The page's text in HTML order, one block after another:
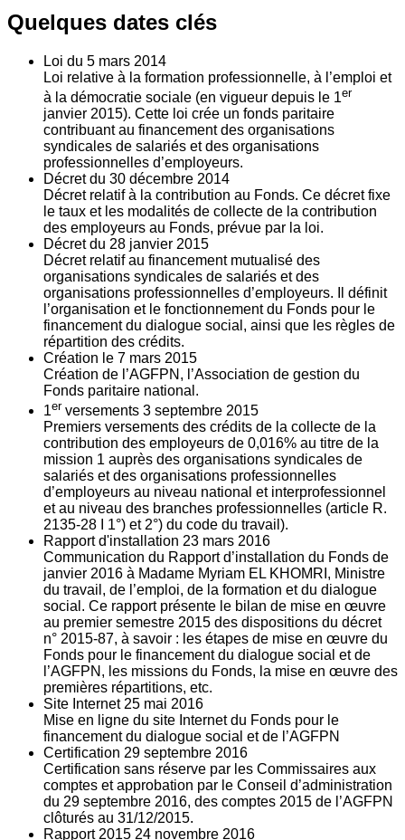
Quelques dates clés
Loi du 5 mars 2014
Loi relative à la formation professionnelle, à l’emploi et
à la démocratie sociale (en vigueur depuis le 1er
janvier 2015). Cette loi crée un fonds paritaire
contribuant au financement des organisations
syndicales de salariés et des organisations
professionnelles d’employeurs.
Décret du 30 décembre 2014
Décret relatif à la contribution au Fonds. Ce décret fixe
le taux et les modalités de collecte de la contribution
des employeurs au Fonds, prévue par la loi.
Décret du 28 janvier 2015
Décret relatif au financement mutualisé des
organisations syndicales de salariés et des
organisations professionnelles d’employeurs. Il définit
l’organisation et le fonctionnement du Fonds pour le
financement du dialogue social, ainsi que les règles de
répartition des crédits.
Création le 7 mars 2015
Création de l’AGFPN, l’Association de gestion du
Fonds paritaire national.
1er versements 3 septembre 2015
Premiers versements des crédits de la collecte de la
contribution des employeurs de 0,016% au titre de la
mission 1 auprès des organisations syndicales de
salariés et des organisations professionnelles
d’employeurs au niveau national et interprofessionnel
et au niveau des branches professionnelles (article R.
2135‐28 I 1°) et 2°) du code du travail).
Rapport d'installation 23 mars 2016
Communication du Rapport d’installation du Fonds de
janvier 2016 à Madame Myriam EL KHOMRI, Ministre
du travail, de l’emploi, de la formation et du dialogue
social. Ce rapport présente le bilan de mise en œuvre
au premier semestre 2015 des dispositions du décret
n° 2015-87, à savoir : les étapes de mise en œuvre du
Fonds pour le financement du dialogue social et de
l’AGFPN, les missions du Fonds, la mise en œuvre des
premières répartitions, etc.
Site Internet 25 mai 2016
Mise en ligne du site Internet du Fonds pour le
financement du dialogue social et de l’AGFPN
Certification 29 septembre 2016
Certification sans réserve par les Commissaires aux
comptes et approbation par le Conseil d’administration
du 29 septembre 2016, des comptes 2015 de l’AGFPN
clôturés au 31/12/2015.
Rapport 2015 24 novembre 2016